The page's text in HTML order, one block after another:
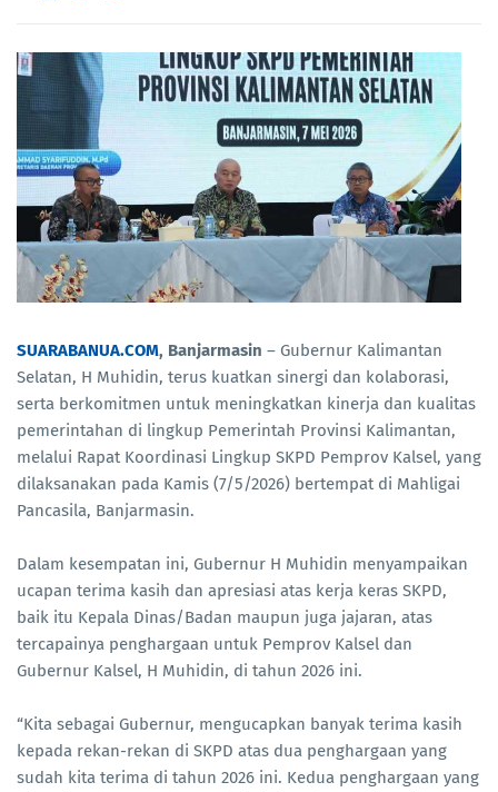
SUARABANUA.COM, Banjarmasin – Gubernur Kalimantan
Selatan, H Muhidin, terus kuatkan sinergi dan kolaborasi,
serta berkomitmen untuk meningkatkan kinerja dan kualitas
pemerintahan di lingkup Pemerintah Provinsi Kalimantan,
melalui Rapat Koordinasi Lingkup SKPD Pemprov Kalsel, yang
dilaksanakan pada Kamis (7/5/2026) bertempat di Mahligai
Pancasila, Banjarmasin.
Dalam kesempatan ini, Gubernur H Muhidin menyampaikan
ucapan terima kasih dan apresiasi atas kerja keras SKPD,
baik itu Kepala Dinas/Badan maupun juga jajaran, atas
tercapainya penghargaan untuk Pemprov Kalsel dan
Gubernur Kalsel, H Muhidin, di tahun 2026 ini.
“Kita sebagai Gubernur, mengucapkan banyak terima kasih
kepada rekan-rekan di SKPD atas dua penghargaan yang
sudah kita terima di tahun 2026 ini. Kedua penghargaan yang